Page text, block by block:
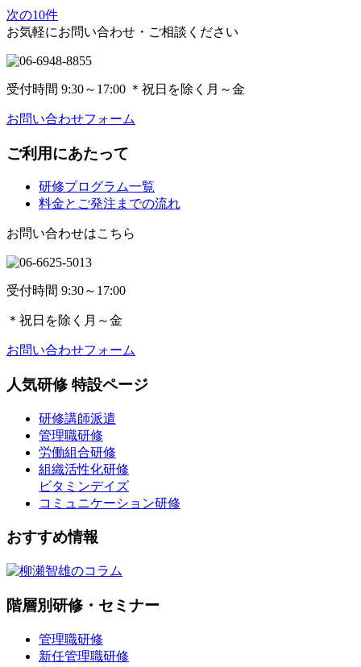
次の10件
お気軽にお問い合わせ・ご相談ください
受付時間 9:30～17:00 ＊ 祝日を除く月～金
お問い合わせフォーム
ご利用にあたって
研修プログラム一覧
料金とご発注までの流れ
お問い合わせはこちら
受付時間 9:30～17:00
＊ 祝日を除く月～金
お問い合わせフォーム
人気研修 特設ページ
研修講師派遣
管理職研修
労働組合研修
組織活性化研修
ビタミンデイズ
コミュニケーション研修
おすすめ情報
階層別研修・セミナー
管理職研修
新任管理職研修